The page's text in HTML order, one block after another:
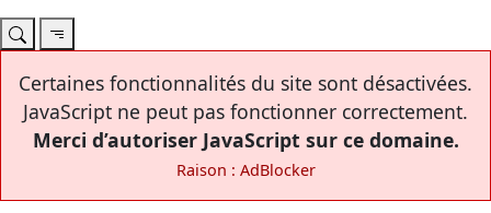
Certaines fonctionnalités du site sont désactivées.
JavaScript ne peut pas fonctionner correctement.
Merci d’autoriser JavaScript sur ce domaine.
Raison : AdBlocker